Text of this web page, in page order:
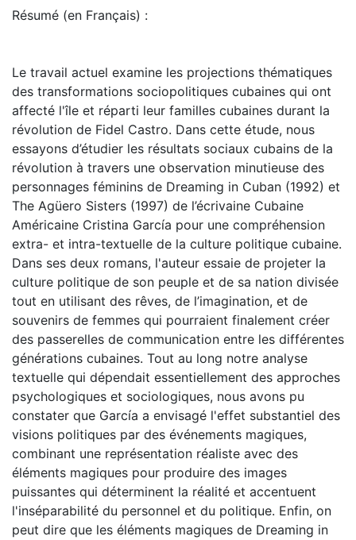
Résumé (en Français) :
Le travail actuel examine les projections thématiques
des transformations sociopolitiques cubaines qui ont
affecté l'île et réparti leur familles cubaines durant la
révolution de Fidel Castro. Dans cette étude, nous
essayons d’étudier les résultats sociaux cubains de la
révolution à travers une observation minutieuse des
personnages féminins de Dreaming in Cuban (1992) et
The Agüero Sisters (1997) de l’écrivaine Cubaine
Américaine Cristina García pour une compréhension
extra- et intra-textuelle de la culture politique cubaine.
Dans ses deux romans, l'auteur essaie de projeter la
culture politique de son peuple et de sa nation divisée
tout en utilisant des rêves, de l’imagination, et de
souvenirs de femmes qui pourraient finalement créer
des passerelles de communication entre les différentes
générations cubaines. Tout au long notre analyse
textuelle qui dépendait essentiellement des approches
psychologiques et sociologiques, nous avons pu
constater que García a envisagé l'effet substantiel des
visions politiques par des événements magiques,
combinant une représentation réaliste avec des
éléments magiques pour produire des images
puissantes qui déterminent la réalité et accentuent
l'inséparabilité du personnel et du politique. Enfin, on
peut dire que les éléments magiques de Dreaming in